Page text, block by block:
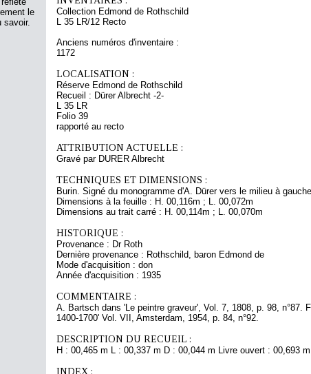
le
savoir.
Collection Edmond de Rothschild
L 35 LR/12 Recto
Anciens numéros d'inventaire :
1172
LOCALISATION :
Réserve Edmond de Rothschild
Recueil : Dürer Albrecht -2-
L 35 LR
Folio 39
rapporté au recto
ATTRIBUTION ACTUELLE :
Gravé par DURER Albrecht
TECHNIQUES ET DIMENSIONS :
Burin. Signé du monogramme d'A. Dürer vers le milieu à
Dimensions à la feuille : H. 00,116m ; L. 00,072m
Dimensions au trait carré : H. 00,114m ; L. 00,070m
HISTORIQUE :
Provenance : Dr Roth
Dernière provenance : Rothschild, baron Edmond de
Mode d'acquisition : don
Année d'acquisition : 1935
COMMENTAIRE :
A. Bartsch dans 'Le peintre graveur', Vol. 7, 1808, p. 98, n°87.
1400-1700' Vol. VII, Amsterdam, 1954, p. 84, n°92.
DESCRIPTION DU RECUEIL :
H : 00,465 m L : 00,337 m D : 00,044 m Livre ouvert : 00,693 m
INDEX :